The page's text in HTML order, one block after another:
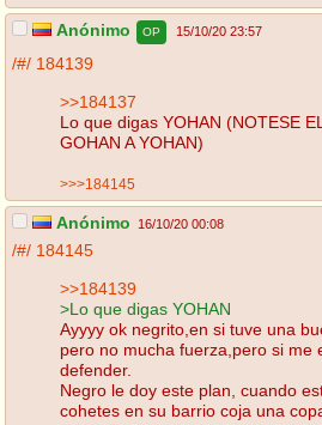
Anónimo OP 15/10/20 23:57
/#/ 184139
>>184137
Lo que digas YOHAN (NOTESE
GOHAN A YOHAN)
>>>184145
Anónimo 16/10/20 00:08
/#/ 184145
>>184139
>Lo que digas YOHAN
Ayyyy ok negrito,en si tuve una
pero no mucha fuerza,pero si me
defender.
Negro le doy este plan, cuando
cohetes en su barrio coja una